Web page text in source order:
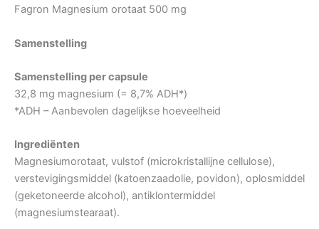
Fagron Magnesium orotaat 500 mg
Samenstelling
Samenstelling per capsule
32,8 mg magnesium (= 8,7% ADH*)
*ADH – Aanbevolen dagelijkse hoeveelheid
Ingrediënten
Magnesiumorotaat, vulstof (microkristallijne cellulose),
verstevigingsmiddel (katoenzaadolie, povidon), oplosmiddel
(geketoneerde alcohol), antiklontermiddel
(magnesiumstearaat).